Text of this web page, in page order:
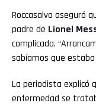
Roccasalvo aseguró
padre de Lionel
complicado.
sabíamos que
La periodista explicó
enfermedad se